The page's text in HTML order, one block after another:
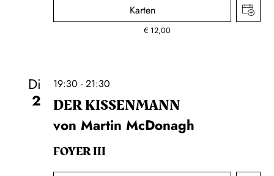
Karten
€ 12,00
Di
2
19:30 - 21:30
DER KISSEN­MANN
von Martin McDonagh
FOYER III